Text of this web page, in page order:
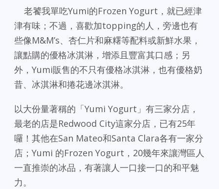
老饕我單吃Yumi的Frozen Yogurt，就已經津
津有味；不過，喜歡加topping的人，旁邊也有
些像M&M’s、杏仁片和麻糬等配料或新鮮水果，
讓點購的優格冰淇淋，增添且豐富其口感；另
外，Yumi販售的不只有優格冰淇淋，也有優格奶
昔、冰淇淋和捲花邊冰淇淋。
以大份量著稱的「Yumi Yogurt」有三家分店，
最老的店是Redwood City這家分店，已有25年
囉！其他在San Mateo和Santa Clara各有一家分
店；Yumi 的Frozen Yogurt，20幾年來讓灣區人
一直推崇的冰品，有著讓人一口接一口的和平魅
力。